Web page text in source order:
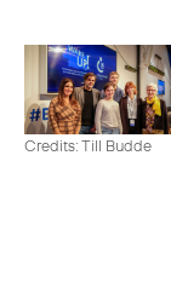
Credits: Till Budde